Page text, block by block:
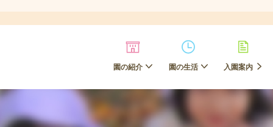
園の紹介 園の生活 入園案内